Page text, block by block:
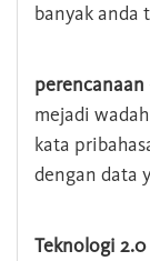
banyak anda
perencanaan
mejadi
kata
dengan data
Teknologi